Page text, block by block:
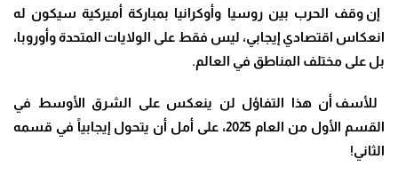
إن وقف الحرب بين روسيا وأوكرانيا بمباركة أميركية سيكون له
انعكاس اقتصادي إيجابي، ليس فقط على الولايات المتحدة وأوروبا،
بل على مختلف المناطق في العالم.
للأسف أن هذا التفاؤل لن ينعكس على الشرق الأوسط في
القسم الأول من العام 2025، على أمل أن يتحول إيجابياً في قسمه
الثاني!